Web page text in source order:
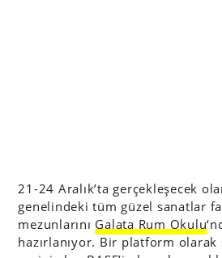
21-24 Aralık’ta gerçekleşecek
genelindeki tüm güzel sanatlar
mezunlarını Galata Rum Okulu
hazırlanıyor. Bir platform olarak